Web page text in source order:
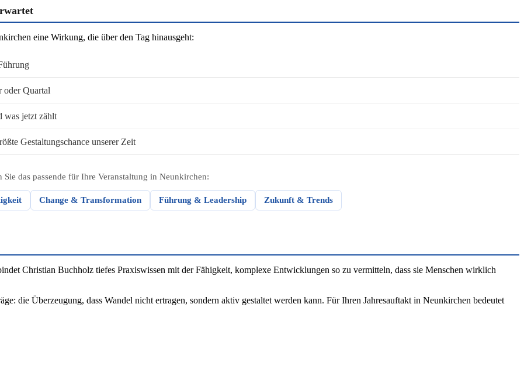
eine Wirkung, die über den Tag hinausgeht:
oder Quartal
was jetzt zählt
Gestaltungschance unserer Zeit
das passende für Ihre Veranstaltung in Neunkirchen:
Change & Transformation Führung & Leadership Zukunft & Trends
Christian Buchholz tiefes Praxiswissen mit der Fähigkeit, komplexe Entwicklungen so zu vermitteln, dass sie Menschen wirklich
die Überzeugung, dass Wandel nicht ertragen, sondern aktiv gestaltet werden kann. Für Ihren Jahresauftakt in Neunkirchen bedeutet